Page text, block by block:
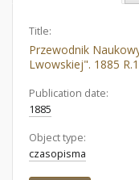
Title:
Przewodnik
Lwowskiej". 1885
Publication date:
1885
Object type:
czasopisma